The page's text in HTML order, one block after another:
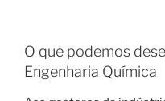
O que podemos
Engenharia Química